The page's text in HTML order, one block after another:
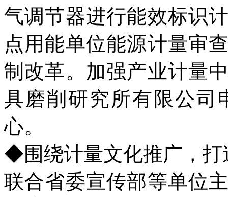
气调节器进行能效标识
点用能单位能源计量审
制改革。加强产业计量
具磨削研究所有限公司
心。
◆围绕计量文化推广，打
联合省委宣传部等单位